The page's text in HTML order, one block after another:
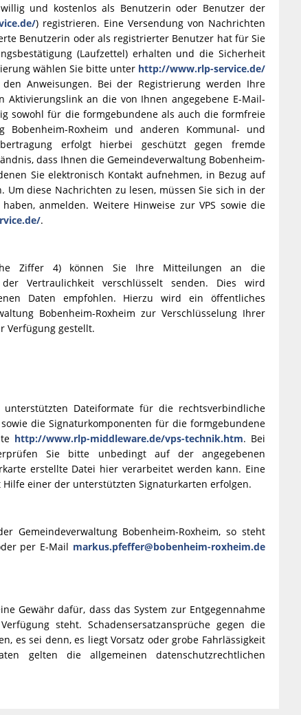
und kostenlos als Benutzerin oder Benutzer der
) registrieren. Eine Versendung von Nachrichten
Benutzerin oder als registrierter Benutzer hat für Sie
(Laufzettel) erhalten und die Sicherheit
wählen Sie bitte unter http://www.rlp-service.de/
Anweisungen. Bei der Registrierung werden Ihre
Aktivierungslink an die von Ihnen angegebene E-Mail-
sowohl für die formgebundene als auch die formfreie
Bobenheim-Roxheim und anderen Kommunal- und
erfolgt hierbei geschützt gegen fremde
dass Ihnen die Gemeindeverwaltung Bobenheim-
Sie elektronisch Kontakt aufnehmen, in Bezug auf
Um diese Nachrichten zu lesen, müssen Sie sich in der
anmelden. Weitere Hinweise zur VPS sowie die
.
Ziffer 4) können Sie Ihre Mitteilungen an die
der Vertraulichkeit verschlüsselt senden. Dies wird
Daten empfohlen. Hierzu wird ein öffentliches
Bobenheim-Roxheim zur Verschlüsselung Ihrer
Verfügung gestellt.
Dateiformate für die rechtsverbindliche
die Signaturkomponenten für die formgebundene
http://www.rlp-middleware.de/vps-technik.htm. Bei
Sie bitte unbedingt auf der angegebenen
erstellte Datei hier verarbeitet werden kann. Eine
einer der unterstützten Signaturkarten erfolgen.
Gemeindeverwaltung Bobenheim-Roxheim, so steht
per E-Mail markus.pfeffer@bobenheim-roxheim.de
Gewähr dafür, dass das System zur Entgegennahme
steht. Schadensersatzansprüche gegen die
es sei denn, es liegt Vorsatz oder grobe Fahrlässigkeit
gelten die allgemeinen datenschutzrechtlichen